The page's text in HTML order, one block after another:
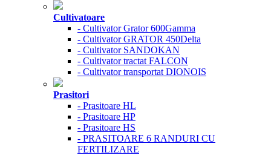
Cultivatoare
- Cultivator Grator 600Gamma
- Cultivator GRATOR 450Delta
- Cultivator SANDOKAN
- Cultivator tractat FALCON
- Cultivator transportat DIONOIS
Prasitori
- Prasitoare HL
- Prasitoare HP
- Prasitoare HS
- PRASITOARE 6 RANDURI CU
FERTILIZARE